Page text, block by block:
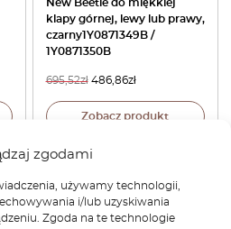
zgodami
używamy technologii,
i/lub uzyskiwania
Zgoda na te technologie
New Beetle do miękkiej
klapy górnej, lewy lub prawy,
czarny1Y0871349B /
1Y0871350B
695,52zł 486,86zł
Zobacz produkt